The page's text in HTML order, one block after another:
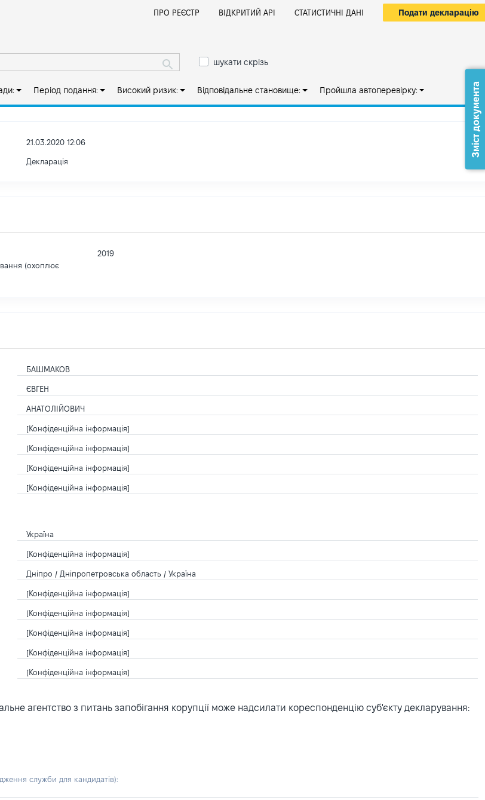
ПРО РЕЄСТР ВІДКРИТИЙ АРІ СТАТИСТИЧНІ ДАНІ Подати декларацію
шукати скрізь
Період подання: Високий ризик: Відповідальне становище: Пройшла автоперевірку:
21.03.2020 12:06
Декларація
(охоплює
2019
БАШМАКОВ
ЄВГЕН
АНАТОЛІЙОВИЧ
[Конфіденційна інформація]
[Конфіденційна інформація]
[Конфіденційна інформація]
[Конфіденційна інформація]
Україна
[Конфіденційна інформація]
Дніпро / Дніпропетровська область / Україна
[Конфіденційна інформація]
[Конфіденційна інформація]
[Конфіденційна інформація]
[Конфіденційна інформація]
[Конфіденційна інформація]
агентство з питань запобігання корупції може надсилати кореспонденцію суб'єкту декларування:
служби для кандидатів):
Зміст документа